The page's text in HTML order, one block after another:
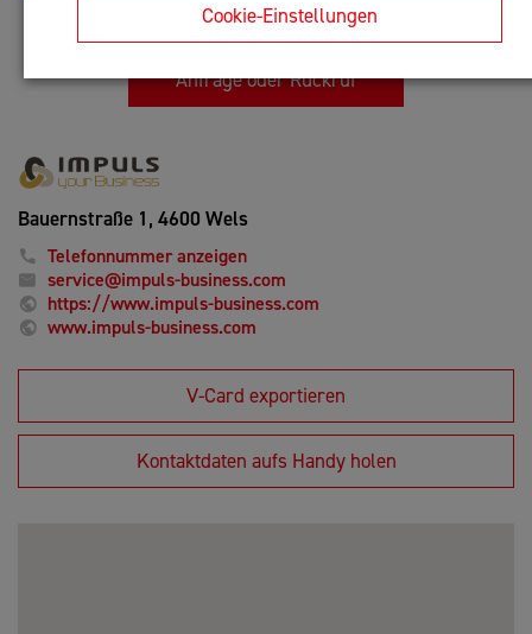
Cookie-Einstellungen
IT-Dienstleistung
Anfrage oder Rückruf
Bauernstraße 1, 4600 Wels
Telefonnummer anzeigen
service@impuls-business.com
https://www.impuls-business.com
www.impuls-business.com
V-Card exportieren
Kontaktdaten aufs Handy holen